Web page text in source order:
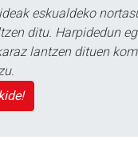
eskualdeko
ditu. Harpidedun
lantzen dituen